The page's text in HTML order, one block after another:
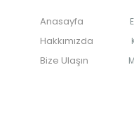
Anasayfa
Hakkımızda
Bize Ulaşın